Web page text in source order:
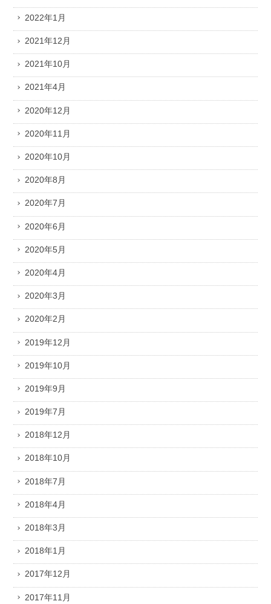
2022年1月
2021年12月
2021年10月
2021年4月
2020年12月
2020年11月
2020年10月
2020年8月
2020年7月
2020年6月
2020年5月
2020年4月
2020年3月
2020年2月
2019年12月
2019年10月
2019年9月
2019年7月
2018年12月
2018年10月
2018年7月
2018年4月
2018年3月
2018年1月
2017年12月
2017年11月